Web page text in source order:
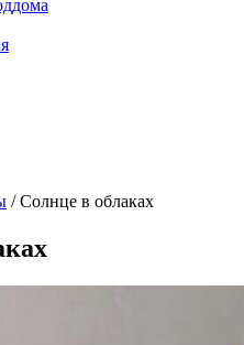
/ Солнце в облаках